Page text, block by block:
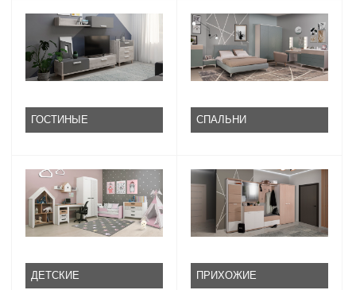
ГОСТИНЫЕ СПАЛЬНИ
ДЕТСКИЕ ПРИХОЖИЕ